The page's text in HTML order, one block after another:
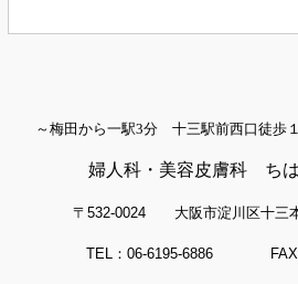
～梅田から一駅3分 十三駅前西口徒歩
婦人科・美容皮膚科 ち
〒532-0024 大阪市淀川区十三
TEL：06-6195-6886